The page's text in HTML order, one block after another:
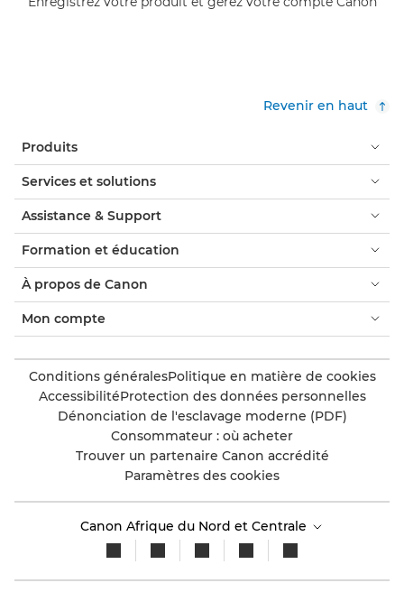
Revenir en haut
Produits
Services et solutions
Assistance & Support
Formation et éducation
À propos de Canon
Mon compte
Conditions généralesPolitique en matière de cookies
AccessibilitéProtection des données personnelles
Dénonciation de l'esclavage moderne (PDF)
Consommateur : où acheter
Trouver un partenaire Canon accrédité
Paramètres des cookies
Canon Afrique du Nord et Centrale